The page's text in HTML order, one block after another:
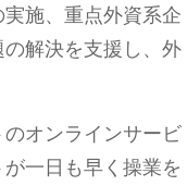
施、重点外資系企
解決を支援し、外
オンラインサービ
一日も早く操業を